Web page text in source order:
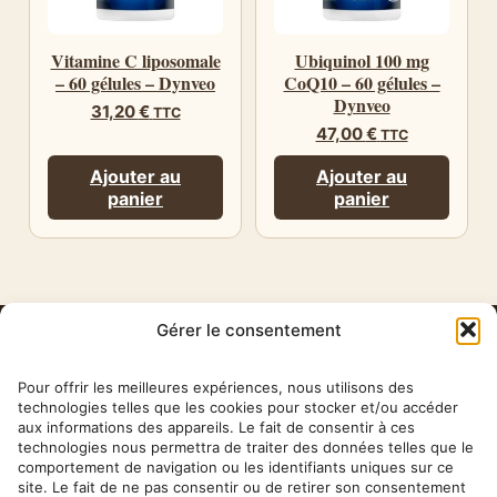
Gérer le consentement
Pour offrir les meilleures expériences, nous utilisons des
technologies telles que les cookies pour stocker et/ou accéder
aux informations des appareils. Le fait de consentir à ces
technologies nous permettra de traiter des données telles que le
comportement de navigation ou les identifiants uniques sur ce
site. Le fait de ne pas consentir ou de retirer son consentement
Vitamine C liposomale
– 60 gélules – Dynveo
31,20€ TTC
Ajouter au
panier
Ubiquinol 100 mg
CoQ10 – 60 gélules –
Dynveo
47,00€ TTC
Ajouter au
panier
BARONA
✉ contact@herbabarona.com